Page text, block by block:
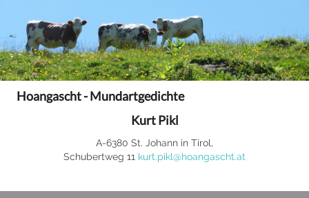
Hoangascht - Mundartgedichte
Kurt Pikl
A-6380 St. Johann in Tirol,
Schubertweg 11 kurt.pikl@hoangascht.at